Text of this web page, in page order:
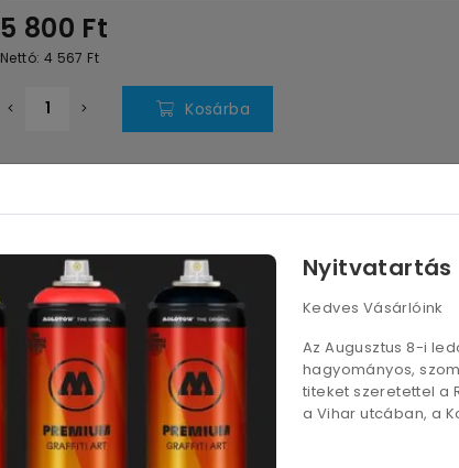
Nyitvatartás
Kedves Vásárlóink
Az Augusztus 8-i
hagyományos,
titeket szeretettel a
a Vihar utcában, a
5 800 Ft
Nettó: 4 567 Ft
Kosárba
Leírás